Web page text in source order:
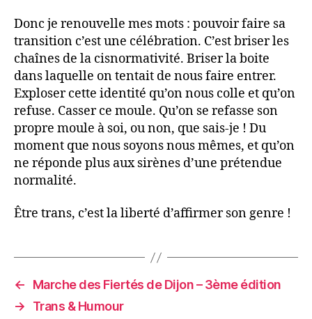
Donc je renouvelle mes mots : pouvoir faire sa
transition c’est une célébration. C’est briser les
chaînes de la cisnormativité. Briser la boite
dans laquelle on tentait de nous faire entrer.
Exploser cette identité qu’on nous colle et qu’on
refuse. Casser ce moule. Qu’on se refasse son
propre moule à soi, ou non, que sais-je ! Du
moment que nous soyons nous mêmes, et qu’on
ne réponde plus aux sirènes d’une prétendue
normalité.
Être trans, c’est la liberté d’affirmer son genre !
←
Marche des Fiertés de Dijon – 3ème édition
→
Trans & Humour